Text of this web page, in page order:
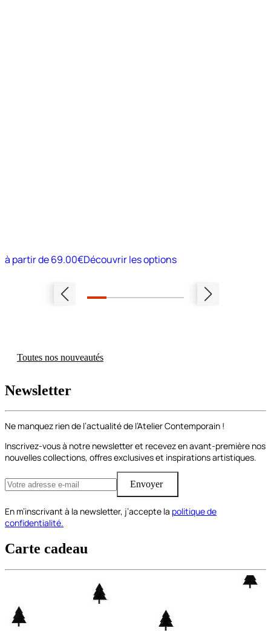
à partir de69.00€Découvrir les options
Toutes nos nouveautés
Newsletter
Ne manquez rien de l’actualité de l’Atelier Contemporain !
Inscrivez-vous à notre newsletter et recevez en avant-première nos
nouvelles collections, offres exclusives et inspirations artistiques.
Envoyer
En m’inscrivant à la newsletter, j’accepte la politique de
confidentialité.
Carte cadeau